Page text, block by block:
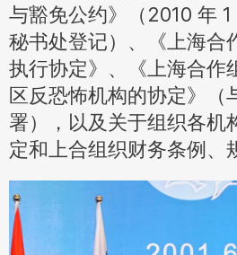
与豁免公约》（2010 年
秘书处登记）、《上海合
执行协定》、《上海合作
区反恐怖机构的协定》（
署），以及关于组织各机
定和上合组织财务条例、